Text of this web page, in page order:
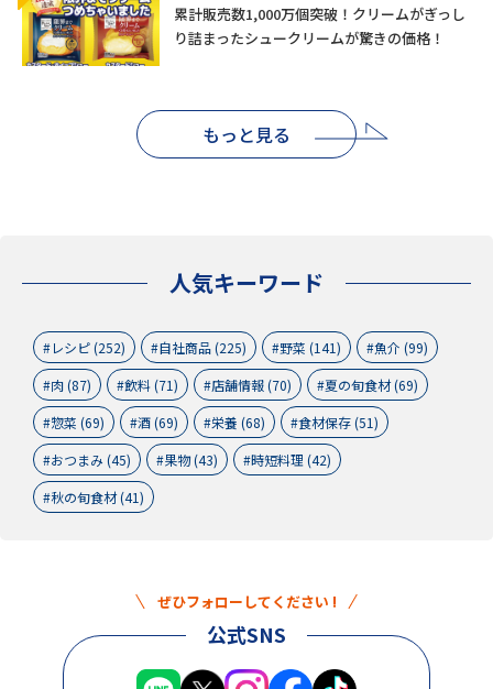
累計販売数1,000万個突破！クリームがぎっし
り詰まったシュークリームが驚きの価格！
もっと見る
人気キーワード
レシピ (252) 自社商品 (225) 野菜 (141)
魚介 (99)
肉 (87)
飲料 (71) 店舗情報 (70)
夏の旬食材 (69)
惣菜 (69)
酒 (69) 栄養 (68)
食材保存 (51)
おつまみ (45)
果物 (43)
時短料理 (42)
秋の旬食材 (41)
ぜひフォローしてください !
公式SNS